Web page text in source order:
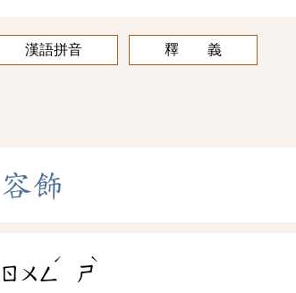
漢語拼音 釋 義
容飾
ㄖㄨㄥ
ˊ
ㄕ
ˋ